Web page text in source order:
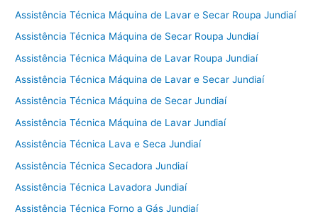
Assistência Técnica Máquina de Lavar e Secar Roupa Jundiaí
Assistência Técnica Máquina de Secar Roupa Jundiaí
Assistência Técnica Máquina de Lavar Roupa Jundiaí
Assistência Técnica Máquina de Lavar e Secar Jundiaí
Assistência Técnica Máquina de Secar Jundiaí
Assistência Técnica Máquina de Lavar Jundiaí
Assistência Técnica Lava e Seca Jundiaí
Assistência Técnica Secadora Jundiaí
Assistência Técnica Lavadora Jundiaí
Assistência Técnica Forno a Gás Jundiaí